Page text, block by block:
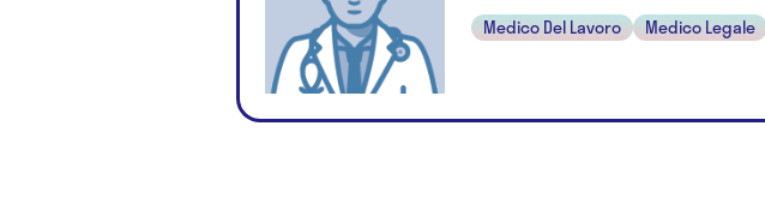
Medico Del Lavoro
Medico Legale